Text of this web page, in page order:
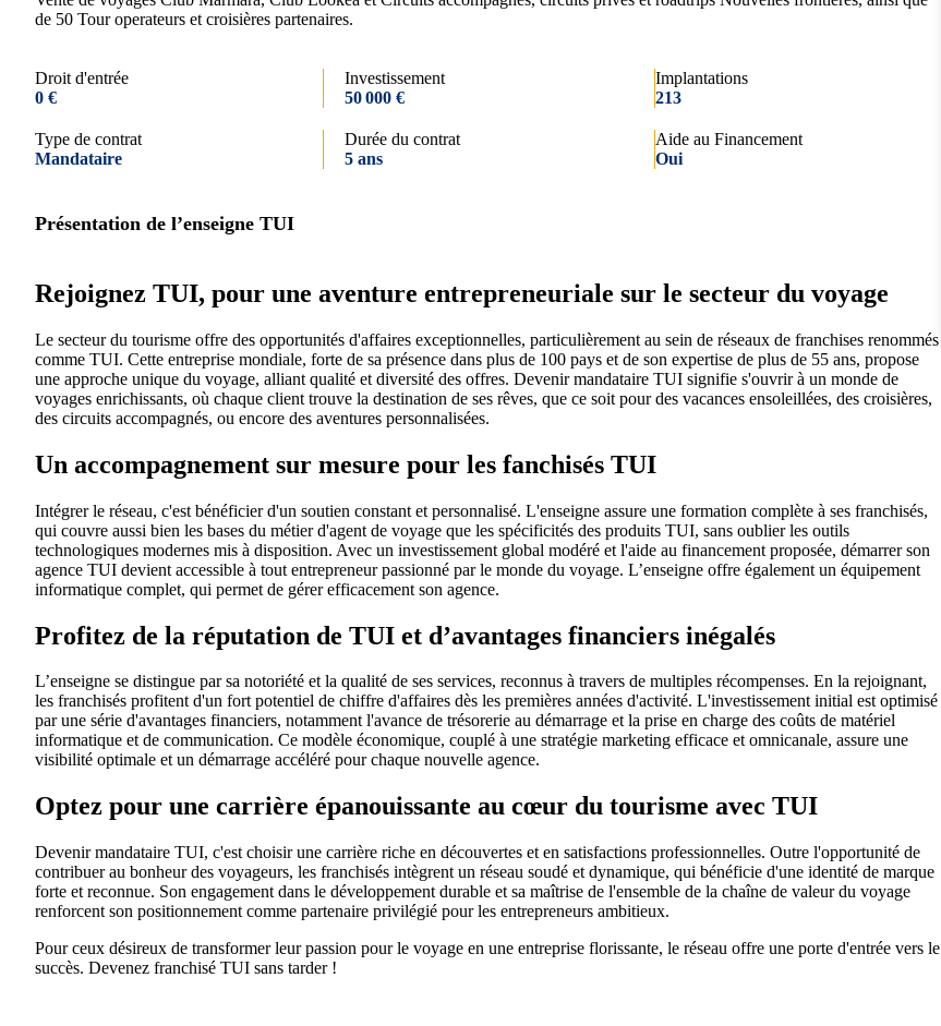
de 50 Tour operateurs et croisières partenaires.
Droit d'entrée
0 €
Investissement
50 000 €
Implantations
213
Type de contrat
Mandataire
Durée du contrat
5 ans
Aide au Financement
Oui
Présentation de l’enseigne TUI
Rejoignez TUI, pour une aventure entrepreneuriale sur le secteur du voyage
Le secteur du tourisme offre des opportunités d'affaires exceptionnelles, particulièrement au sein de réseaux de franchises renommés
comme TUI. Cette entreprise mondiale, forte de sa présence dans plus de 100 pays et de son expertise de plus de 55 ans, propose
une approche unique du voyage, alliant qualité et diversité des offres. Devenir mandataire TUI signifie s'ouvrir à un monde de
voyages enrichissants, où chaque client trouve la destination de ses rêves, que ce soit pour des vacances ensoleillées, des croisières,
des circuits accompagnés, ou encore des aventures personnalisées.
Un accompagnement sur mesure pour les fanchisés TUI
Intégrer le réseau, c'est bénéficier d'un soutien constant et personnalisé. L'enseigne assure une formation complète à ses franchisés,
qui couvre aussi bien les bases du métier d'agent de voyage que les spécificités des produits TUI, sans oublier les outils
technologiques modernes mis à disposition. Avec un investissement global modéré et l'aide au financement proposée, démarrer son
agence TUI devient accessible à tout entrepreneur passionné par le monde du voyage. L’enseigne offre également un équipement
informatique complet, qui permet de gérer efficacement son agence.
Profitez de la réputation de TUI et d’avantages financiers inégalés
L’enseigne se distingue par sa notoriété et la qualité de ses services, reconnus à travers de multiples récompenses. En la rejoignant,
les franchisés profitent d'un fort potentiel de chiffre d'affaires dès les premières années d'activité. L'investissement initial est optimisé
par une série d'avantages financiers, notamment l'avance de trésorerie au démarrage et la prise en charge des coûts de matériel
informatique et de communication. Ce modèle économique, couplé à une stratégie marketing efficace et omnicanale, assure une
visibilité optimale et un démarrage accéléré pour chaque nouvelle agence.
Optez pour une carrière épanouissante au cœur du tourisme avec TUI
Devenir mandataire TUI, c'est choisir une carrière riche en découvertes et en satisfactions professionnelles. Outre l'opportunité de
contribuer au bonheur des voyageurs, les franchisés intègrent un réseau soudé et dynamique, qui bénéficie d'une identité de marque
forte et reconnue. Son engagement dans le développement durable et sa maîtrise de l'ensemble de la chaîne de valeur du voyage
renforcent son positionnement comme partenaire privilégié pour les entrepreneurs ambitieux.
Pour ceux désireux de transformer leur passion pour le voyage en une entreprise florissante, le réseau offre une porte d'entrée vers le
succès. Devenez franchisé TUI sans tarder !